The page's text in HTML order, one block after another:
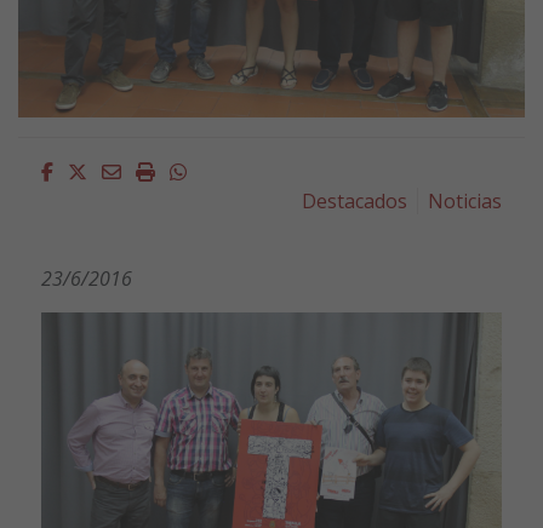
Facebook
Twitter
EmailImprimirWhatsapp
Destacados
Noticias
23/6/2016